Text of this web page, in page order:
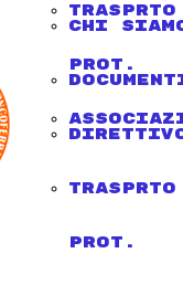
trasprto
Prot.
chi
trasprto
Prot.